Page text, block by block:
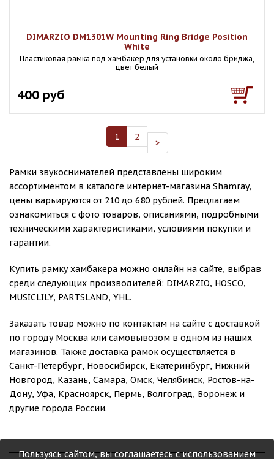
DIMARZIO DM1301W Mounting Ring Bridge Position
White
Пластиковая рамка под хамбакер для установки около бриджа,
цвет белый
400 руб
1 2
>
Рамки звукоснимателей представлены широким
ассортиментом в каталоге интернет-магазина Shamray,
цены варьируются от 210 до 680 рублей. Предлагаем
ознакомиться с фото товаров, описаниями, подробными
техническими характеристиками, условиями покупки и
гарантии.
Купить рамку хамбакера можно онлайн на сайте, выбрав
среди следующих производителей: DIMARZIO, HOSCO,
MUSICLILY, PARTSLAND, YHL.
Заказать товар можно по контактам на сайте с доставкой
по городу Москва или самовывозом в одном из наших
магазинов. Также доставка рамок осуществляется в
Санкт-Петербург, Новосибирск, Екатеринбург, Нижний
Новгород, Казань, Самара, Омск, Челябинск, Ростов-на-
Дону, Уфа, Красноярск, Пермь, Волгоград, Воронеж и
другие города России.
Пользуясь сайтом, вы соглашаетесь с использованием